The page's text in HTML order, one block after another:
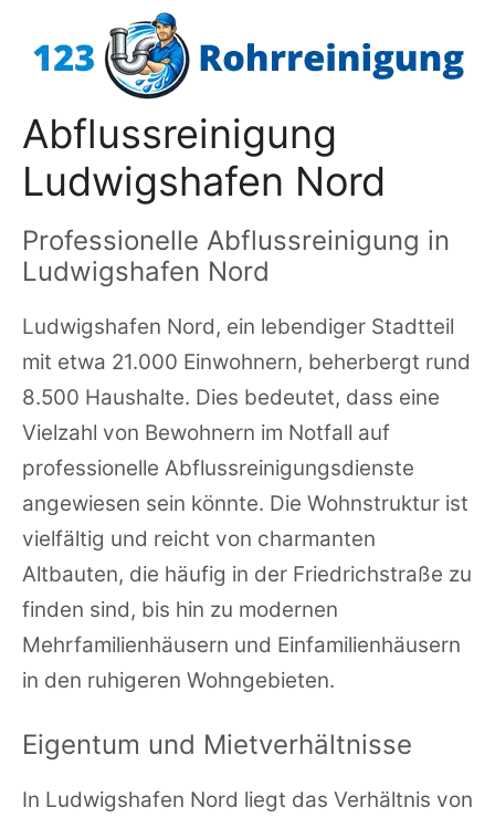
Inhalt
Abflussreinigung
Ludwigshafen Nord
Professionelle Abflussreinigung in
Ludwigshafen Nord
Ludwigshafen Nord, ein lebendiger Stadtteil
mit etwa 21.000 Einwohnern, beherbergt rund
8.500 Haushalte. Dies bedeutet, dass eine
Vielzahl von Bewohnern im Notfall auf
professionelle Abflussreinigungsdienste
angewiesen sein könnte. Die Wohnstruktur ist
vielfältig und reicht von charmanten
Altbauten, die häufig in der Friedrichstraße zu
finden sind, bis hin zu modernen
Mehrfamilienhäusern und Einfamilienhäusern
in den ruhigeren Wohngebieten.
Eigentum und Mietverhältnisse
In Ludwigshafen Nord liegt das Verhältnis von